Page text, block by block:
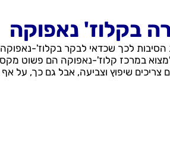
בקלוז' נאפוקה
לכך שכדאי לבקר בקלוז'-
במרכז קלוז'-נאפוקה הם פשוט
שיפוץ וצביעה, אבל גם כך, על